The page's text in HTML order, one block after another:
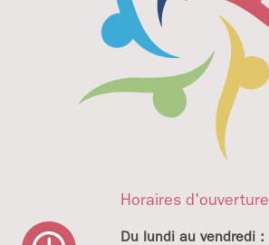
Horaires d'ouverture
Du lundi au vendredi :